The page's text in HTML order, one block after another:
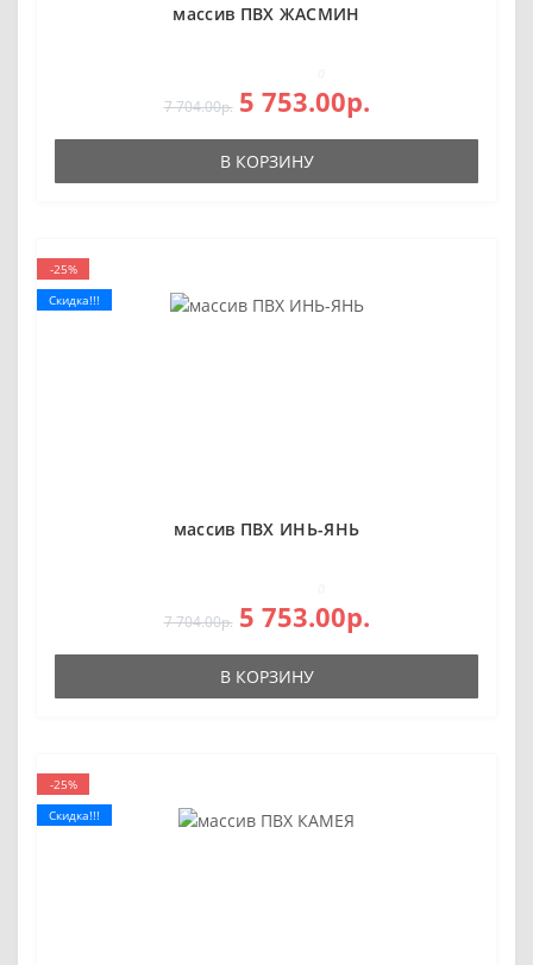
массив ПВХ ЖАСМИН
7 704.00р. 5 753.00р.
В КОРЗИНУ
-25%
Скидка!!!
массив ПВХ ИНЬ-ЯНЬ
7 704.00р. 5 753.00р.
В КОРЗИНУ
-25%
Скидка!!!